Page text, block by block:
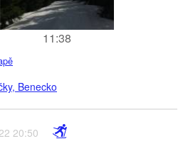
11:38
Benecko
20:50